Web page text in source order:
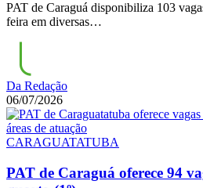
PAT de Caraguá disponibiliza 103
feira em diversas…
Da Redação
06/07/2026
CARAGUATATUBA
PAT de Caraguá oferece 94